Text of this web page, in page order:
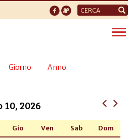
Form
di
ricerca
Giorno Anno
2026
Gio Ven Sab Dom